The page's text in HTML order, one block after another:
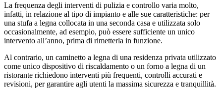
La frequenza degli interventi di pulizia e controllo varia molto,
infatti, in relazione al tipo di impianto e alle sue caratteristiche: per
una stufa a legna collocata in una seconda casa e utilizzata solo
occasionalmente, ad esempio, può essere sufficiente un unico
intervento all’anno, prima di rimetterla in funzione.
Al contrario, un caminetto a legna di una residenza privata utilizzato
come unico dispositivo di riscaldamento o un forno a legna di un
ristorante richiedono interventi più frequenti, controlli accurati e
revisioni, per garantire agli utenti la massima sicurezza e tranquillità.